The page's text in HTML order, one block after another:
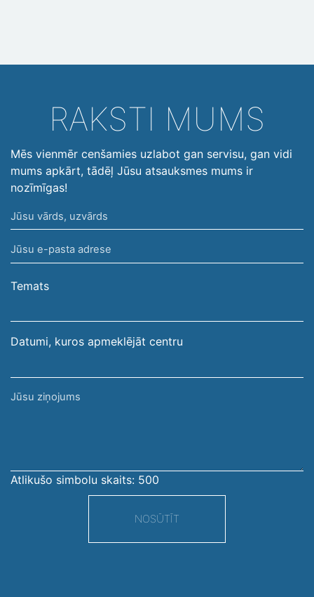
RAKSTI MUMS
Mēs vienmēr cenšamies uzlabot gan servisu, gan vidi
mums apkārt, tādēļ Jūsu atsauksmes mums ir
nozīmīgas!
Jūsu
vārds,
uzvārds
Jūsu
e-
pasta
Temats
Datumi, kuros apmeklējāt centru
Jūsu
Atlikušo simbolu skaits: 500
NOSŪTĪT